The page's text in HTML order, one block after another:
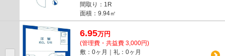
間取り：1R
面積：9.94㎡
6.95万円
(管理費・共益費 3,000円)
敷：0ヶ月｜礼：0ヶ月